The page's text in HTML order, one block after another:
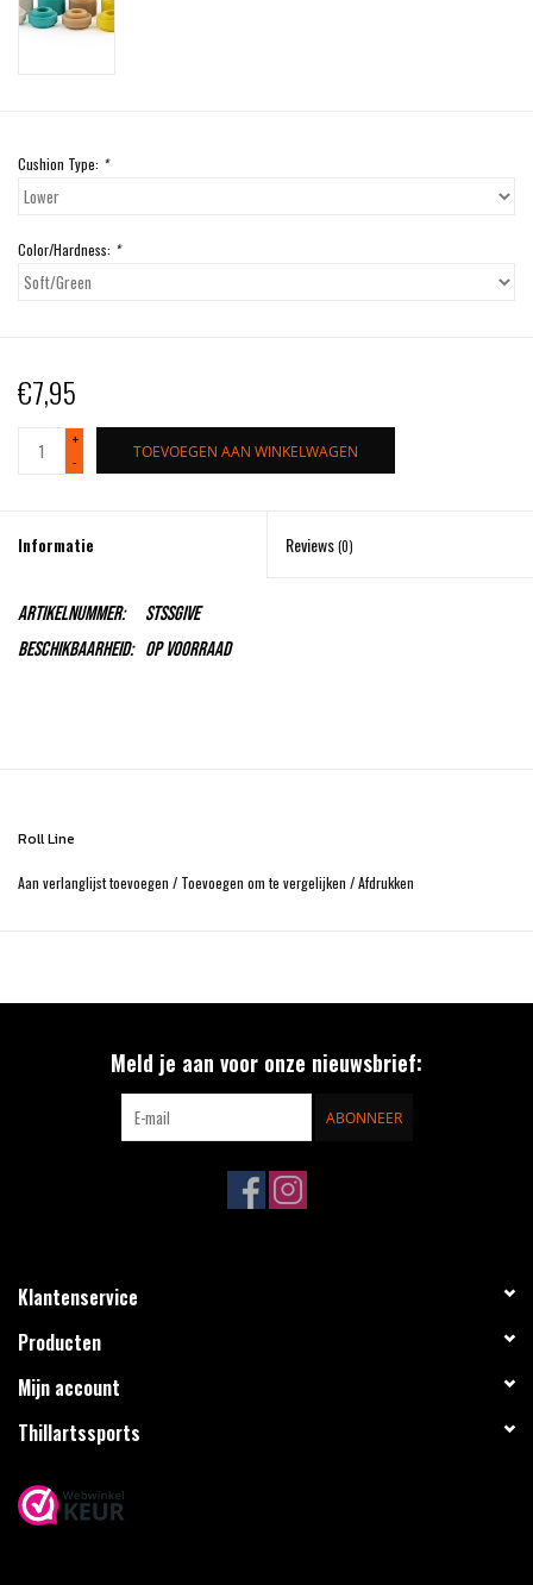
Cushion Type: *
Color/Hardness: *
€7,95
+
-
TOEVOEGEN AAN WINKELWAGEN
Informatie Reviews(0)
Artikelnummer:
STSSGIVE
Beschikbaarheid: Op voorraad
Roll Line
Aan verlanglijst toevoegen / Toevoegen om te vergelijken /Afdrukken
Meld je aan voor onze nieuwsbrief:
ABONNEER
Klantenservice
Producten
Mijn account
Thillartssports